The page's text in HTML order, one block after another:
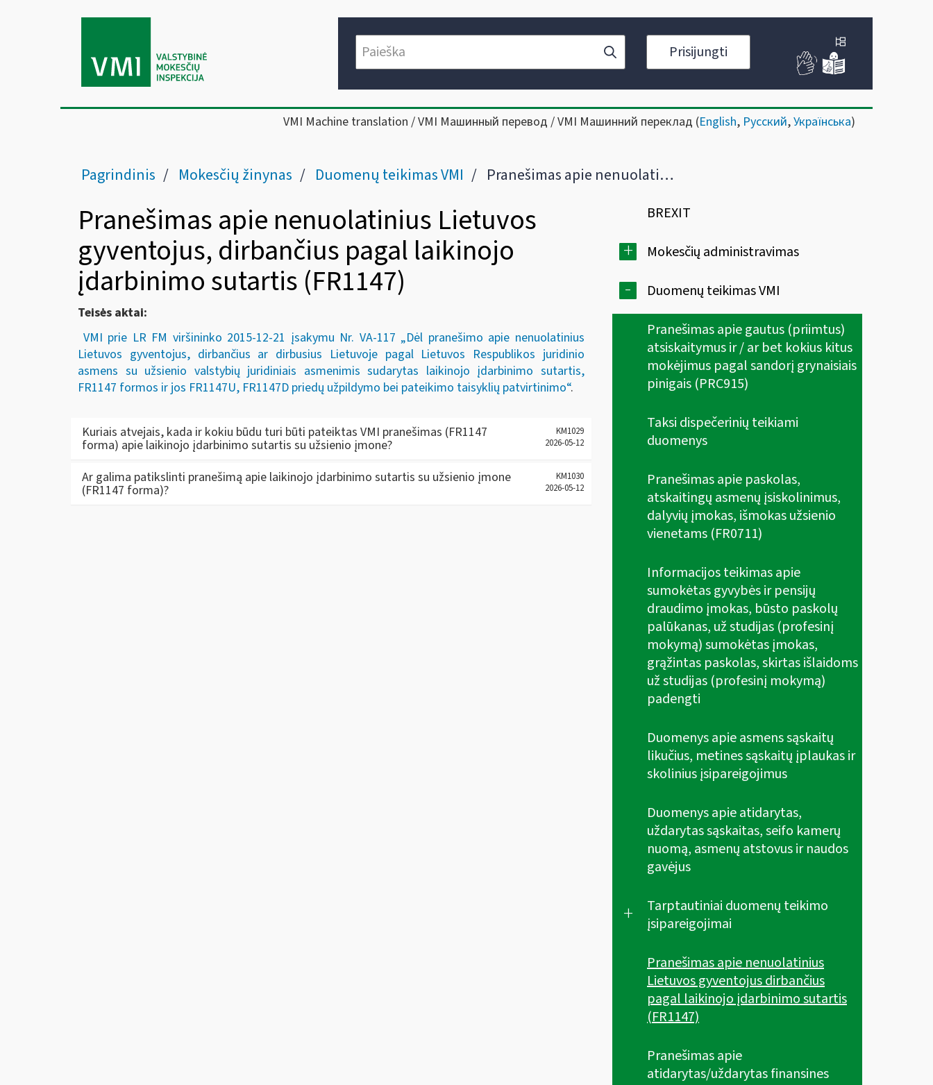
Prisijungti
VMI Machine translation / VMI Машинный перевод / VMI Машинний переклад (English, Русский,Українська)
Pagrindinis Mokesčių žinynas Duomenų teikimas VMI Pranešimas apie nenuolatinius Lietuvos gyventojus dirbančius pagal laikinojo įdarbinimo sutartis (FR1147)
BREXIT
+ Mokesčių administravimas
-
Duomenų teikimas VMI
Pranešimas apie gautus (priimtus)
atsiskaitymus ir / ar bet kokius kitus
mokėjimus pagal sandorį grynaisiais
pinigais (PRC915)
Taksi dispečerinių teikiami
duomenys
Pranešimas apie paskolas,
atskaitingų asmenų įsiskolinimus,
dalyvių įmokas, išmokas užsienio
vienetams (FR0711)
Informacijos teikimas apie
sumokėtas gyvybės ir pensijų
draudimo įmokas, būsto paskolų
palūkanas, už studijas (profesinį
mokymą) sumokėtas įmokas,
grąžintas paskolas, skirtas išlaidoms
už studijas (profesinį mokymą)
padengti
Duomenys apie asmens sąskaitų
likučius, metines sąskaitų įplaukas ir
skolinius įsipareigojimus
Duomenys apie atidarytas,
uždarytas sąskaitas, seifo kamerų
nuomą, asmenų atstovus ir naudos
gavėjus
+
Tarptautiniai duomenų teikimo
įsipareigojimai
Pranešimas apie nenuolatinius
Lietuvos gyventojus dirbančius
pagal laikinojo įdarbinimo sutartis
(FR1147)
Pranešimas apie
atidarytas/uždarytas finansines
Pranešimas apie nenuolatinius Lietuvos
gyventojus, dirbančius pagal laikinojo
įdarbinimo sutartis (FR1147)
Teisės aktai:
VMI prie LR FM viršininko 2015-12-21 įsakymu Nr. VA-117 „Dėl pranešimo apie nenuolatinius
Lietuvos gyventojus, dirbančius ar dirbusius Lietuvoje pagal Lietuvos Respublikos juridinio
asmens su užsienio valstybių juridiniais asmenimis sudarytas laikinojo įdarbinimo sutartis,
FR1147 formos ir jos FR1147U, FR1147D priedų užpildymo bei pateikimo taisyklių patvirtinimo“.
Kuriais atvejais, kada ir kokiu būdu turi būti pateiktas VMI pranešimas (FR1147
forma) apie laikinojo įdarbinimo sutartis su užsienio įmone?
KM1029
2026-05-12
Ar galima patikslinti pranešimą apie laikinojo įdarbinimo sutartis su užsienio įmone
(FR1147 forma)?
KM1030
2026-05-12